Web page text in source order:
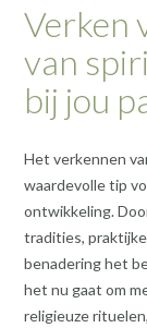
Verken
van
bij jou
Het verkennen
waardevolle tip
ontwikkeling.
tradities,
benadering het
het nu gaat om
religieuze